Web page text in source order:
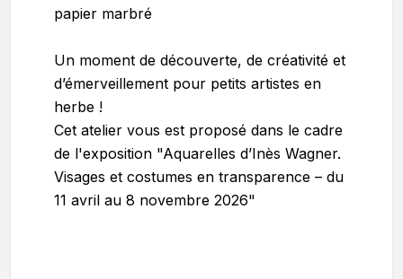
papier marbré
Un moment de découverte, de créativité et
d’émerveillement pour petits artistes en
herbe !
Cet atelier vous est proposé dans le cadre
de l'exposition "Aquarelles d’Inès Wagner.
Visages et costumes en transparence – du
11 avril au 8 novembre 2026"